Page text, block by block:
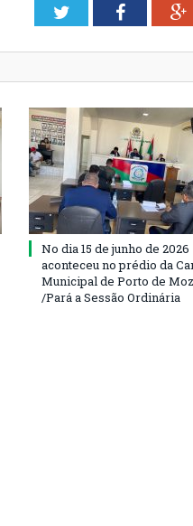
TwitterFacebook
No dia 15 de junho de 2026
aconteceu no prédio da
Municipal de Porto de Moz
/Pará a Sessão Ordinária